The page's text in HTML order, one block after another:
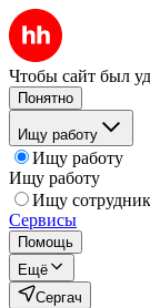
Чтобы сайт был
Понятно
Ищу работу
Ищу работу
Ищу работу
Ищу
Сервисы
Помощь
Ещё
Сергач